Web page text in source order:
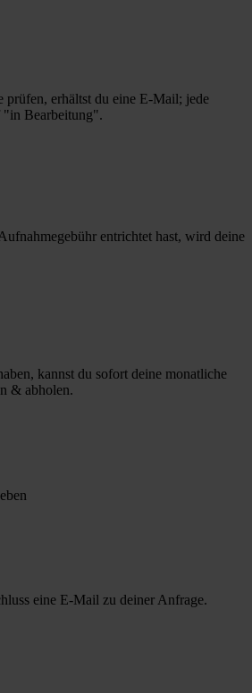
prüfen, erhältst du eine E-Mail; jede
"in Bearbeitung".
entrichtet hast, wird deine
kannst du sofort deine monatliche
& abholen.
eine E-Mail zu deiner Anfrage.